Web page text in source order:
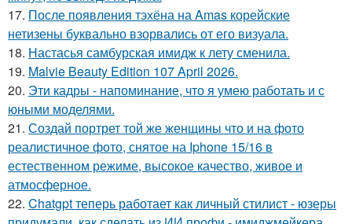
17. После появления тэхёна на Amas корейские
нетизены буквально взорвались от его визуала.
18. Настасья самбурская имидж к лету сменила.
19. Malvie Beauty Edition 107 April 2026.
20. Эти кадры - напоминание, что я умею работать и с
юными моделями.
21. Создай портрет той же женщины что и на фото
реалистичное фото, снятое на Iphone 15/16 в
естественном режиме, высокое качество, живое и
атмосферное.
22. Chatgpt теперь работает как личный стилист - юзеры